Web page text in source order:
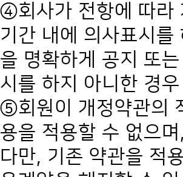
④회사가 전항에 따라
기간 내에 의사표시
을 명확하게 공지 또
시를 하지 아니한 경
⑤회원이 개정약관의
용을 적용할 수 없으
다만, 기존 약관을 적